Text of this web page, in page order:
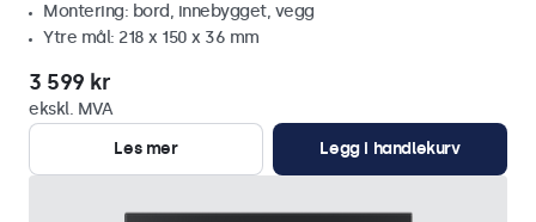
Montering: bord, innebygget, vegg
Ytre mål: 218 x 150 x 36 mm
3 599 kr
ekskl. MVA
Les mer
Legg i handlekurv